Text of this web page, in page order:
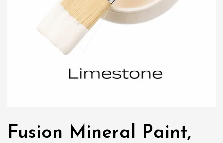
Fusion Mineral Paint,